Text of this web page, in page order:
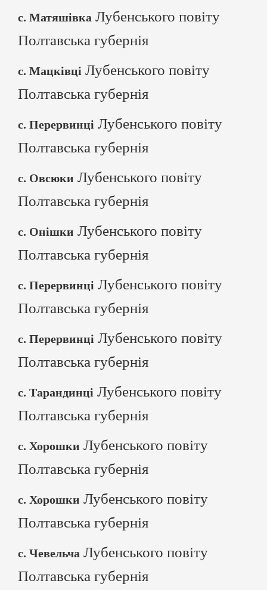
с. Матяшівка Лубенського повіту
Полтавська губернія
с. Мацківці Лубенського повіту
Полтавська губернія
с. Перервинці Лубенського повіту
Полтавська губернія
с. Овсюки Лубенського повіту
Полтавська губернія
с. Онішки Лубенського повіту
Полтавська губернія
с. Перервинці Лубенського повіту
Полтавська губернія
с. Перервинці Лубенського повіту
Полтавська губернія
с. Тарандинці Лубенського повіту
Полтавська губернія
с. Хорошки Лубенського повіту
Полтавська губернія
с. Хорошки Лубенського повіту
Полтавська губернія
с. Чевельча Лубенського повіту
Полтавська губернія